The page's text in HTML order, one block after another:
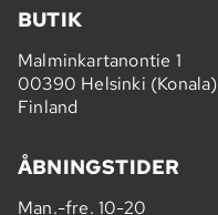
BUTIK
Malminkartanontie 1
00390 Helsinki (Konala)
Finland
ÅBNINGSTIDER
Man.-fre. 10-20